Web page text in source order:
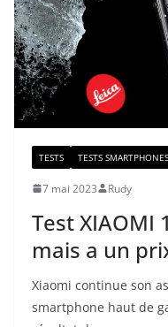
TESTS TESTS SMARTPHONES
7 mai 2023 Rudy
Test XIAOMI
mais a un
Xiaomi continue son
smartphone haut de